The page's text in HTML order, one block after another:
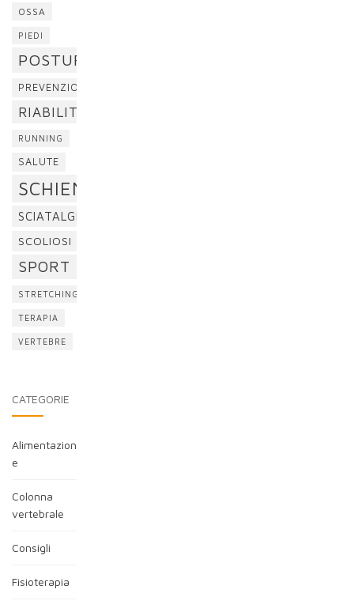
OSSA
PIEDI
POSTURA
PREVENZIONE
RIABILITAZIONE
RUNNING
SALUTE
SCHIENA
SCIATALGIA
SCOLIOSI
SPORT
STRETCHING
TERAPIA
VERTEBRE
CATEGORIE
Alimentazion
e
Colonna
vertebrale
Consigli
Fisioterapia